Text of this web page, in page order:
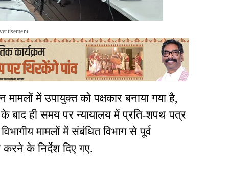
में उपायुक्त को पक्षकार बनाया गया है,
बाद ही समय पर न्यायालय में प्रति-शपथ पत्र
मामलों में संबंधित विभाग से पूर्व
के निर्देश दिए गए.